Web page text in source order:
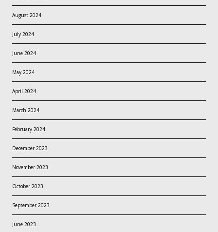
August 2024
July 2024
June 2024
May 2024
April 2024
March 2024
February 2024
December 2023
November 2023
October 2023
September 2023
June 2023